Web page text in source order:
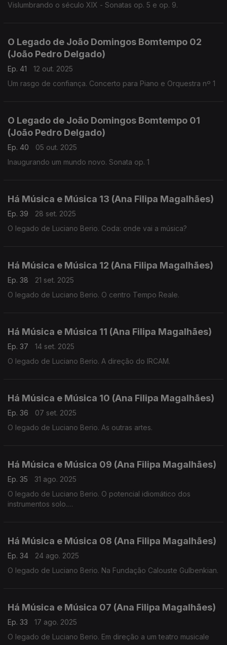
Vislumbrando o século XIX - Sonatas op. 5 e op. 9.
O Legado de João Domingos Bomtempo 02
(João Pedro Delgado)
Ep. 41
12 out. 2025
Um rasgo de confiança. Concerto para Piano e Orquestra nº 1
O Legado de João Domingos Bomtempo 01
(João Pedro Delgado)
Ep. 40
05 out. 2025
Inaugurando um mundo novo. Sonata op. 1
Há Música e Música 13 (Ana Filipa Magalhães)
Ep. 39
28 set. 2025
O legado de Luciano Berio. Coda: onde vai a música?
Há Música e Música 12 (Ana Filipa Magalhães)
Ep. 38
21 set. 2025
O legado de Luciano Berio. O centro Tempo Reale.
Há Música e Música 11 (Ana Filipa Magalhães)
Ep. 37
14 set. 2025
O legado de Luciano Berio. A direção do IRCAM.
Há Música e Música 10 (Ana Filipa Magalhães)
Ep. 36
07 set. 2025
O legado de Luciano Berio. As outras artes.
Há Música e Música 09 (Ana Filipa Magalhães)
Ep. 35
31 ago. 2025
O legado de Luciano Berio. O potencial idiomático dos
instrumentos solo.
Há Música e Música 08 (Ana Filipa Magalhães)
Ep. 34
24 ago. 2025
O legado de Luciano Berio. Na Fundação Calouste Gulbenkian.
Há Música e Música 07 (Ana Filipa Magalhães)
Ep. 33
17 ago. 2025
O legado de Luciano Berio. Em direção a um teatro musicale